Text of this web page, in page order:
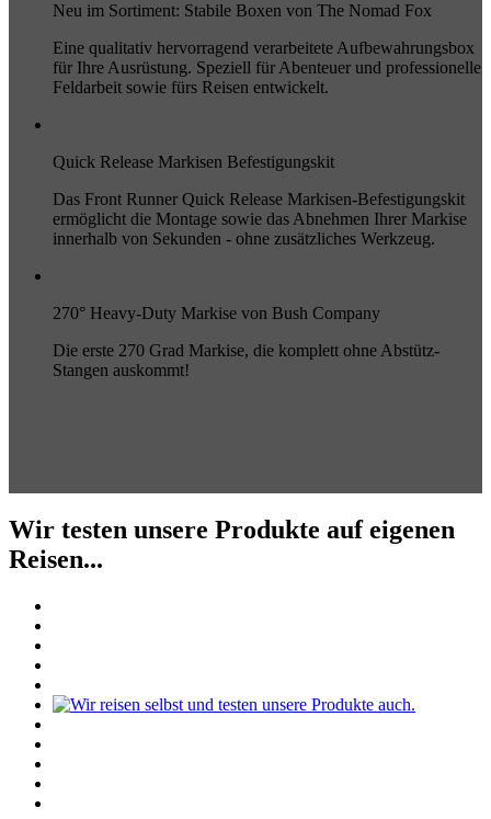
Neu im Sortiment: Stabile Boxen von The Nomad Fox
Eine qualitativ hervorragend verarbeitete Aufbewahrungsbox
für Ihre Ausrüstung. Speziell für Abenteuer und professionelle
Feldarbeit sowie fürs Reisen entwickelt.
Quick Release Markisen Befestigungskit
Das Front Runner Quick Release Markisen-Befestigungskit
ermöglicht die Montage sowie das Abnehmen Ihrer Markise
innerhalb von Sekunden - ohne zusätzliches Werkzeug.
270° Heavy-Duty Markise von Bush Company
Die erste 270 Grad Markise, die komplett ohne Abstütz-
Stangen auskommt!
Wir testen unsere Produkte auf eigenen
Reisen...